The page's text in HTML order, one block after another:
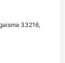
33216,